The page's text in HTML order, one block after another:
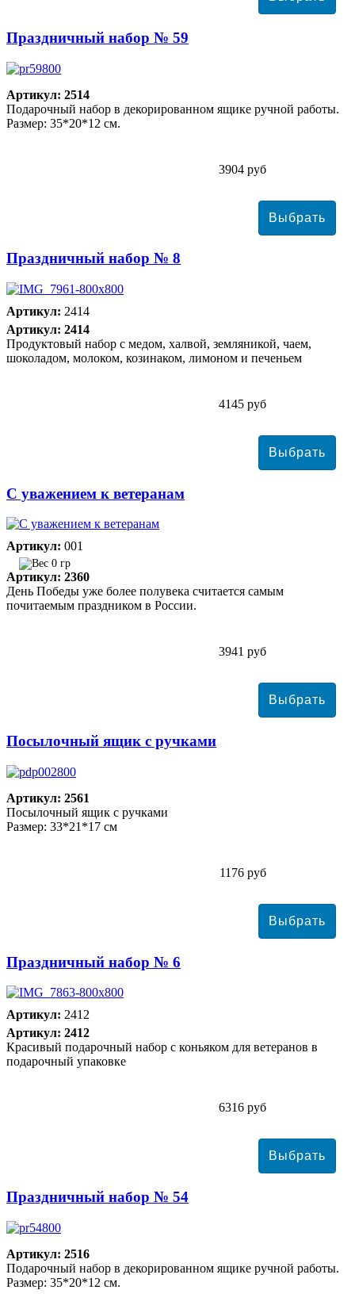
Праздничный набор № 59
Артикул: 2514
Подарочный набор в декорированном ящике ручной работы.
Размер: 35*20*12 см.
3904 руб
Праздничный набор № 8
Артикул: 2414
Артикул: 2414
Продуктовый набор с медом, халвой, земляникой, чаем,
шоколадом, молоком, козинаком, лимоном и печеньем
4145 руб
С уважением к ветеранам
Артикул: 001
0 гр
Артикул: 2360
День Победы уже более полувека считается самым
почитаемым праздником в России.
3941 руб
Посылочный ящик с ручками
Артикул: 2561
Посылочный ящик с ручками
Размер: 33*21*17 см
1176 руб
Праздничный набор № 6
Артикул: 2412
Артикул: 2412
Красивый подарочный набор с коньяком для ветеранов в
подарочный упаковке
6316 руб
Праздничный набор № 54
Артикул: 2516
Подарочный набор в декорированном ящике ручной работы.
Размер: 35*20*12 см.